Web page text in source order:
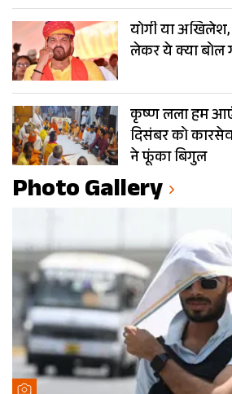
योगी या
लेकर ये क्या
कृष्ण लला हम
दिसंबर को
ने फूंका बिगुल
Photo Gallery